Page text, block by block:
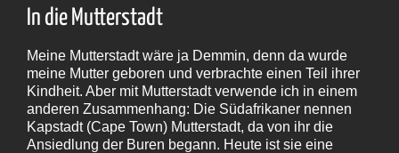
In die Mutterstadt
Meine Mutterstadt wäre ja Demmin, denn da wurde
meine Mutter geboren und verbrachte einen Teil ihrer
Kindheit. Aber mit Mutterstadt verwende ich in einem
anderen Zusammenhang: Die Südafrikaner nennen
Kapstadt (Cape Town) Mutterstadt, da von ihr die
Ansiedlung der Buren begann. Heute ist sie eine